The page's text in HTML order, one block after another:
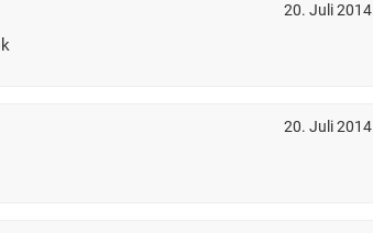
20. Juli 2014
20. Juli 2014